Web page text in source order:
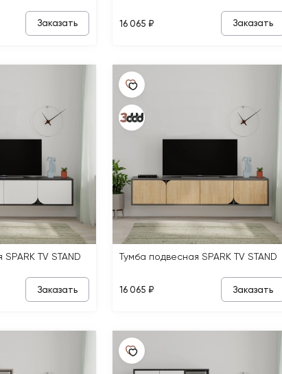
Заказать 16 065 ₽ Заказать
TV STAND
Заказать
Тумба подвесная SPARK TV STAND
16 065 ₽ Заказать